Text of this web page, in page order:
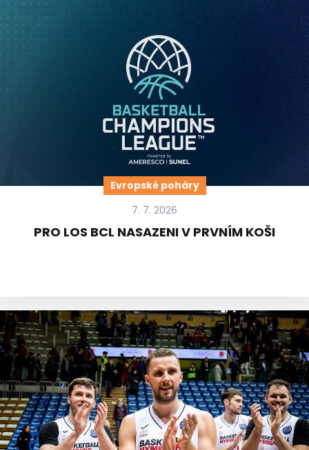
Evropské poháry
7. 7. 2026
PRO LOS BCL NASAZENI V PRVNÍM KOŠI